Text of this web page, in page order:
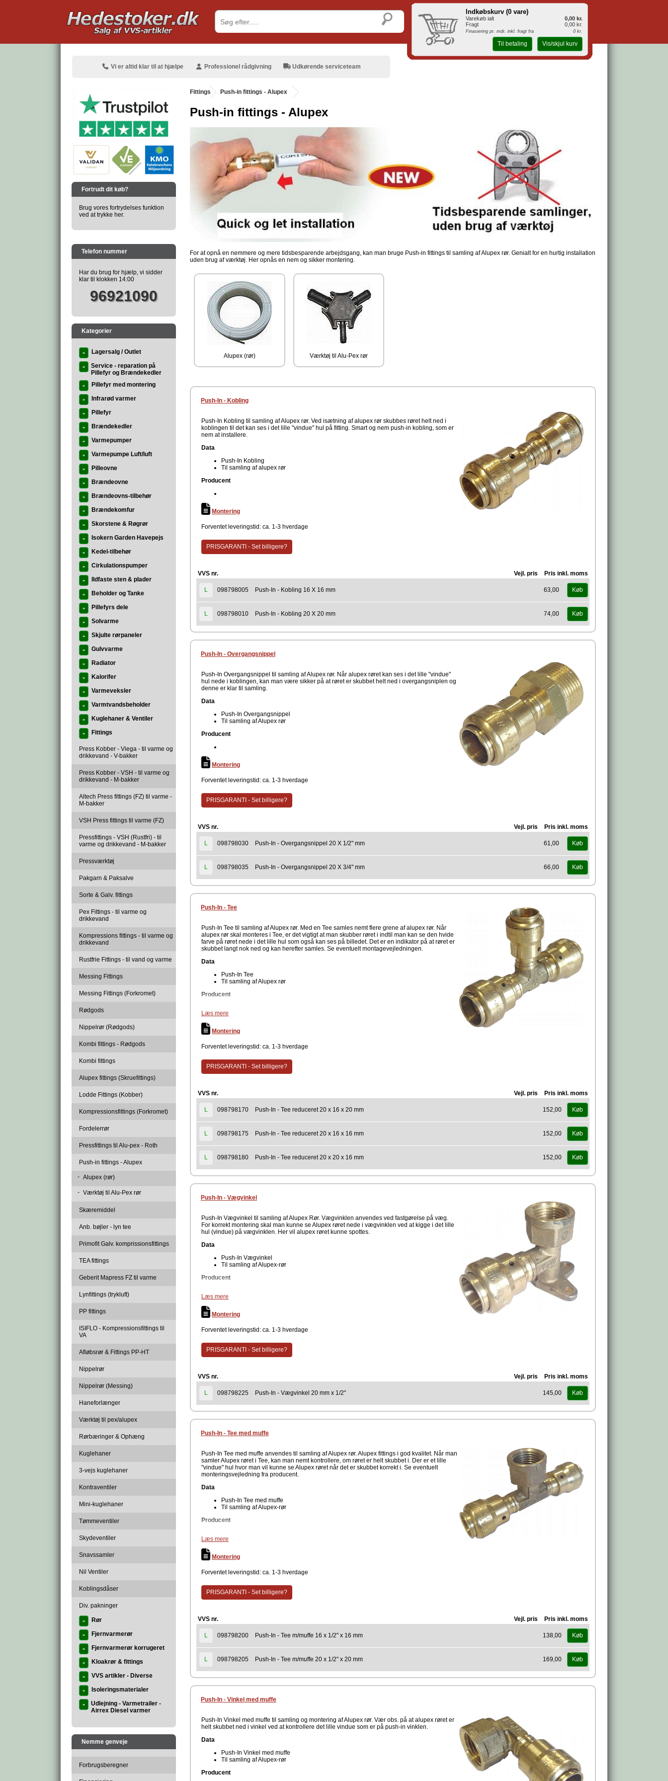
Vi er altid klar til at hjælpe Professionel rådgivning Udkørende serviceteam
Fortrudt dit køb?
Brug vores fortrydelses funktion
ved at trykke her.
Telefon nummer
Har du brug for hjælp, vi sidder
klar til klokken 14:00
96921090
Kategorier
» Lagersalg / Outlet
»
Service - reparation på
Pillefyr og Brændekedler
» Pillefyr med montering
» Infrarød varmer
» Pillefyr
» Brændekedler
» Varmepumper
» Varmepumpe Luft/luft
» Pilleovne
» Brændeovne
» Brændeovns-tilbehør
» Brændekomfur
» Skorstene & Røgrør
» Isokern Garden Havepejs
» Kedel-tilbehør
» Cirkulationspumper
» Ildfaste sten & plader
» Beholder og Tanke
» Pillefyrs dele
» Solvarme
» Skjulte rørpaneler
» Gulvvarme
» Radiator
» Kalorifer
» Varmeveksler
» Varmtvandsbeholder
» Kuglehaner & Ventiler
» Fittings
Press Kobber - Viega - til varme og
drikkevand - V-bakker
Press Kobber - VSH - til varme og
drikkevand - M-bakker
Altech Press fittings (FZ) til varme -
M-bakker
VSH Press fittings til varme (FZ)
Pressfittings - VSH (Rustfri) - til
varme og drikkevand - M-bakker
Pressværktøj
Pakgarn & Paksalve
Sorte & Galv. fittings
Pex Fittings - til varme og
drikkevand
Kompressions fittings - til varme og
drikkevand
Rustfrie Fittings - til vand og varme
Messing Fittings
Messing Fittings (Forkromet)
Rødgods
Nippelrør (Rødgods)
Kombi fittings - Rødgods
Kombi fittings
Alupex fittings (Skruefittings)
Lodde Fittings (Kobber)
Kompressionsfittings (Forkromet)
Fordelerrør
Pressfittings til Alu-pex - Roth
Push-in fittings - Alupex
- Alupex (rør)
- Værktøj til Alu-Pex rør
Skæremiddel
Anb. bøjler - lyn tee
Primofit Galv. komprissionsfittings
TEA fittings
Geberit Mapress FZ til varme
Lynfittings (trykluft)
PP fittings
ISIFLO - Kompressionsfittings til
VA
Afløbsrør & Fittings PP-HT
Nippelrør
Nippelrør (Messing)
Haneforlænger
Værktøj til pex/alupex
Rørbæringer & Ophæng
Kuglehaner
3-vejs kuglehaner
Kontraventiler
Mini-kuglehaner
Tømmeventiler
Skydeventiler
Snavssamler
Nil Ventiler
Koblingsdåser
Div. pakninger
» Rør
» Fjernvarmerør
» Fjernvarmerør korrugeret
» Kloakrør & fittings
» VVS artikler - Diverse
» Isoleringsmaterialer
»
Udlejning - Varmetrailer -
Airrex Diesel varmer
Nemme genveje
Forbrugsberegner
Fittings . Push-in fittings - Alupex
Push-in fittings - Alupex
For at opnå en nemmere og mere tidsbesparende arbejdsgang, kan man bruge Push-in fittings til samling af Alupex rør. Genialt for en hurtig installation
uden brug af værktøj. Her opnås en nem og sikker montering.
Alupex (rør) Værktøj til Alu-Pex rør
Push-In - Kobling
Push-In Kobling til samling af Alupex rør. Ved isætning af alupex rør skubbes røret helt ned i
koblingen til det kan ses i det lille "vindue" hul på fitting. Smart og nem push-in kobling, som er
nem at installere.
Data
Push-In Kobling
Til samling af alupex rør
Producent
Montering
Forventet leveringstid: ca. 1-3 hverdage
PRISGARANTI - Set billigere?
VVS nr. Vejl. pris Pris inkl. moms
L 098798005 Push-In - Kobling 16 X 16 mm 63,00 Køb
L 098798010 Push-In - Kobling 20 X 20 mm 74,00 Køb
Push-In - Overgangsnippel
Push-In Overgangsnippel til samling af Alupex rør. Når alupex røret kan ses i det lille "vindue"
hul nede i koblingen, kan man være sikker på at røret er skubbet helt ned i overgangsniplen og
denne er klar til samling.
Data
Push-In Overgangsnippel
Til samling af Alupex rør
Producent
Montering
Forventet leveringstid: ca. 1-3 hverdage
PRISGARANTI - Set billigere?
VVS nr. Vejl. pris Pris inkl. moms
L 098798030 Push-In - Overgangsnippel 20 X 1/2" mm 61,00 Køb
L 098798035 Push-In - Overgangsnippel 20 X 3/4" mm 66,00 Køb
Push-In - Tee
Push-In Tee til samling af Alupex rør. Med en Tee samles nemt flere grene af alupex rør. Når
alupex rør skal monteres i Tee, er det vigtigt at man skubber røret i indtil man kan se den hvide
farve på røret nede i det lille hul som også kan ses på billedet. Det er en indikator på at røret er
skubbet langt nok ned og kan herefter samles. Se eventuelt montagevejledningen.
Data
Push-In Tee
Til samling af Alupex rør
Producent
Læs mere
Montering
Forventet leveringstid: ca. 1-3 hverdage
PRISGARANTI - Set billigere?
VVS nr. Vejl. pris Pris inkl. moms
L 098798170 Push-In - Tee reduceret 20 x 16 x 20 mm 152,00 Køb
L 098798175 Push-In - Tee reduceret 20 x 16 x 16 mm 152,00 Køb
L 098798180 Push-In - Tee reduceret 20 x 20 x 16 mm 152,00 Køb
Push-In - Vægvinkel
Push-In Vægvinkel til samling af Alupex Rør. Vægvinklen anvendes ved fastgørelse på væg.
For korrekt montering skal man kunne se Alupex røret nede i vægvinklen ved at kigge i det lille
hul (vindue) på vægvinklen. Her vil alupex røret kunne spottes.
Data
Push-In Vægvinkel
Til samling af Alupex-rør
Producent
Læs mere
Montering
Forventet leveringstid: ca. 1-3 hverdage
PRISGARANTI - Set billigere?
VVS nr. Vejl. pris Pris inkl. moms
L 098798225 Push-In - Vægvinkel 20 mm x 1/2" 145,00 Køb
Push-In - Tee med muffe
Push-In Tee med muffe anvendes til samling af Alupex rør. Alupex fittings i god kvalitet. Når man
samler Alupex røret i Tee, kan man nemt kontrollere, om røret er helt skubbet i. Der er et lille
"vindue" hul hvor man vil kunne se Alupex røret når det er skubbet korrekt i. Se eventuelt
monteringsvejledning fra producent.
Data
Push-In Tee med muffe
Til samling af Alupex-rør
Producent
Læs mere
Montering
Forventet leveringstid: ca. 1-3 hverdage
PRISGARANTI - Set billigere?
VVS nr. Vejl. pris Pris inkl. moms
L 098798200 Push-In - Tee m/muffe 16 x 1/2" x 16 mm 138,00 Køb
L 098798205 Push-In - Tee m/muffe 20 x 1/2" x 20 mm 169,00 Køb
Push-In - Vinkel med muffe
Push-In Vinkel med muffe til samling og montering af Alupex rør. Vær obs. på at alupex røret er
helt skubbet ned i vinkel ved at kontrollere det lille vindue som er på push-in vinklen.
Data
Push-In Vinkel med muffe
Til samling af Alupex-rør
Producent
Indkøbskurv (0 vare)
Varekøb ialt
0,00 kr.
Fragt
0,00 kr.
Finasiering pr. mdr. inkl. fragt fra 0 kr.
Til betaling Vis/skjul kurv